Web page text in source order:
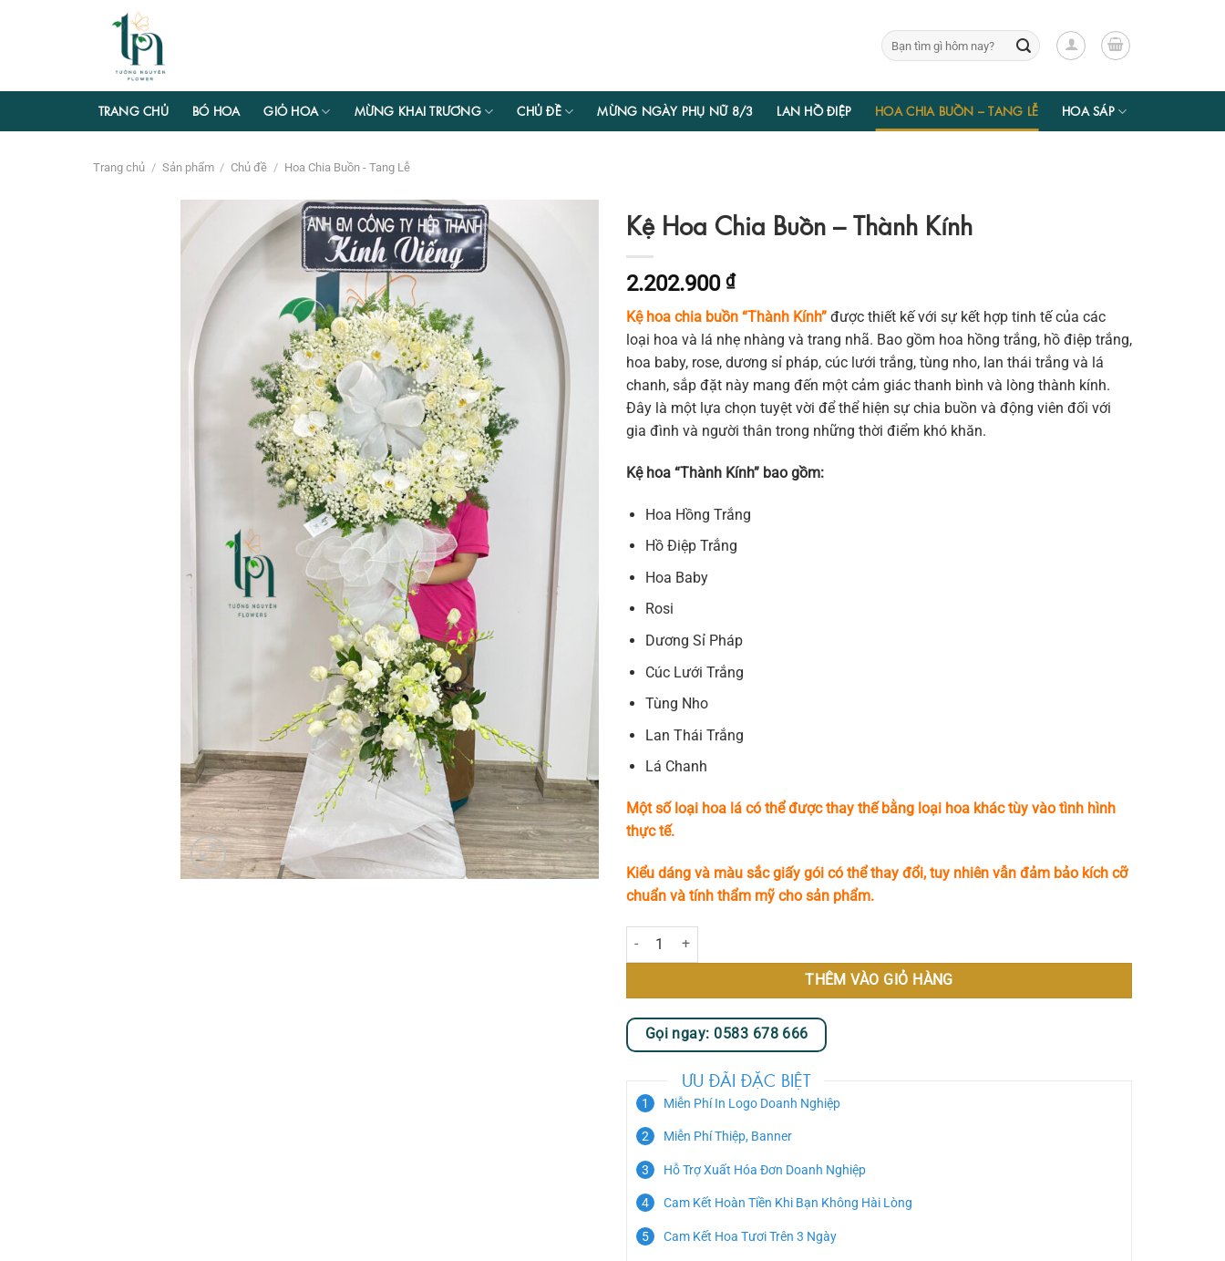
Tìm
kiếm:
TRANG CHỦ BÓ HOA GIỎ HOA MỪNG KHAI TRƯƠNG CHỦ ĐỀ MỪNG NGÀY PHỤ NỮ 8/3 LAN HỒ ĐIỆP HOA CHIA BUỒN – TANG LỄ HOA SÁP
Trang chủ / Sản phẩm / Chủ đề / Hoa Chia Buồn - Tang Lễ
Kệ Hoa Chia Buồn – Thành Kính
2.202.900 ₫
Kệ hoa chia buồn “Thành Kính” được thiết kế với sự kết hợp tinh tế của các
loại hoa và lá nhẹ nhàng và trang nhã. Bao gồm hoa hồng trắng, hồ điệp trắng,
hoa baby, rose, dương sỉ pháp, cúc lưới trắng, tùng nho, lan thái trắng và lá
chanh, sắp đặt này mang đến một cảm giác thanh bình và lòng thành kính.
Đây là một lựa chọn tuyệt vời để thể hiện sự chia buồn và động viên đối với
gia đình và người thân trong những thời điểm khó khăn.
Kệ hoa “Thành Kính” bao gồm:
Hoa Hồng Trắng
Hồ Điệp Trắng
Hoa Baby
Rosi
Dương Sỉ Pháp
Cúc Lưới Trắng
Tùng Nho
Lan Thái Trắng
Lá Chanh
Một số loại hoa lá có thể được thay thế bằng loại hoa khác tùy vào tình hình
thực tế.
Kiểu dáng và màu sắc giấy gói có thể thay đổi, tuy nhiên vẫn đảm bảo kích cỡ
chuẩn và tính thẩm mỹ cho sản phẩm.
Kệ Hoa Chia Buồn - Thành Kính số lượng
THÊM VÀO GIỎ HÀNG
Gọi ngay: 0583 678 666
ƯU ĐÃI ĐẶC BIỆT
Miễn Phí In Logo Doanh Nghiệp
Miễn Phí Thiệp, Banner
Hỗ Trợ Xuất Hóa Đơn Doanh Nghiệp
Cam Kết Hoàn Tiền Khi Bạn Không Hài Lòng
Cam Kết Hoa Tươi Trên 3 Ngày